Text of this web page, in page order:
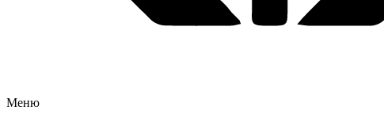
Меню